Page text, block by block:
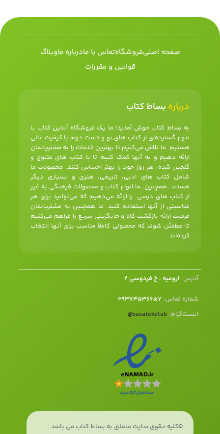
صفحه اصلیفروشگاهتماس با مادرباره ماوبلاگ
قوانین و مقررات
درباره بساط کتاب
به بساط کتاب خوش آمدید! ما یک فروشگاه آنلاین کتاب با
تنوع گسترده‌ای از کتاب های نو و دست دوم با کیفیت عالی
هستیم. ما تلاش می‌کنیم تا بهترین خدمات را به مشتریانمان
ارائه دهیم و به آنها کمک کنیم تا با کتاب های متنوع و
گلچین شده، هر روز خود را بهتر احساس کنند. محصولات ما
شامل کتاب های ادبی، تاریخی، هنری و بسیاری دیگر
هستند. همچنین، ما انواع کتاب و محصولات فرهنگی به غیر
از کتاب های درسی را ارائه می‌دهیم که می‌توانید برای هر
مناسبتی از آنها استفاده کنید. ما همچنین به مشتریانمان
فرصت ارائه بازگشت کالا و جایگزینی سریع را فراهم می‌کنیم
تا مطمئن شوند که محصولی کاملاً مناسب برای آنها انتخاب
کرده‌اند.
آدرس: ارومیه ، خ فردوسی 2
شماره تماس: 09373536657
اینستاگرام: basateketab
@
©کلیه حقوق سایت متعلق به بساط کتاب می باشد.